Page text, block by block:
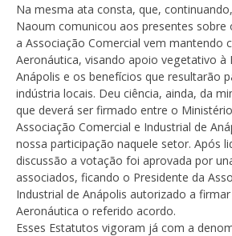
Na mesma ata consta, que,
Naoum comunicou aos presentes
a Associação Comercial vem mantendo
Aeronáutica, visando apoio vegetativo à
Anápolis e os benefícios que resultarão
indústria locais. Deu ciência, ainda, da
que deverá ser firmado entre o
Associação Comercial e Industrial de
nossa participação naquele setor. Após
discussão a votação foi aprovada por
associados, ficando o Presidente da
Industrial de Anápolis autorizado a
Aeronáutica o referido acordo.
Esses Estatutos vigoram já com a